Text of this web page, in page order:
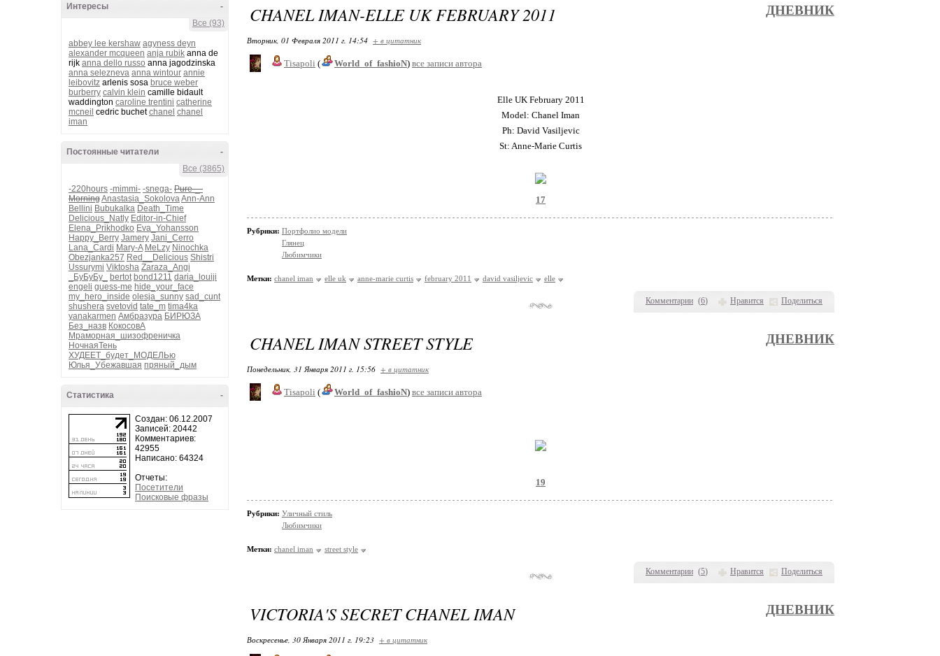
-
Интересы
Все (93)
abbey lee kershaw agyness deyn
alexander mcqueen anja rubik anna de
rijk anna dello russo anna jagodzinska
anna selezneva anna wintour annie
leibovitz arlenis sosa bruce weber
burberry calvin klein camille bidault
waddington caroline trentini catherine
mcneil cedric buchetchanel chanel
iman
-
Постоянные читатели
Все (3865)
-220hours -mimmi- -snega- Pure-_-
MorningAnastasia_SokolovaAnn-Ann
Bellini Bubukalka Death_Time
Delicious_Natly Editor-in-Chief
Elena_Prikhodko Eva_Yohansson
Happy_Berry Jamery Jani_Cerro
Lana_Cardi Mary-A MeLzy Ninochka
Obezjanka257 Red__Delicious Shistri
Ussurymi Viktosha Zaraza_Angi
_БуБуБу_
bertot bond1211 daria_louiji
engeli guess-me hide_your_face
my_hero_inside olesja_sunny sad_cunt
shushera svetovid tate_m tima4ka
yanakarmen Амбразура БИРЮЗА
Без_назв КокосовА
Мраморная_шизофреничка
НочнаяТень
ХУДЕЕТ_будет_МОДЕЛЬю
Юлья_Убежавшая пряный_дым
-
Статистика
Создан: 06.12.2007
Записей: 20442
Комментариев:
42955
Написано: 64324
Отчеты:
Посетители
Поисковые фразы
Комментарии (6) Нравится Поделиться
CHANEL IMAN-ELLE UK FEBRUARY 2011 ДНЕВНИК
Вторник, 01 Февраля 2011 г. 14:54 + в цитатник
Tisapoli ( World_of_fashioN) все записи автора
Elle UK February 2011
Model: Chanel Iman
Ph: David Vasiljevic
St: Anne-Marie Curtis
17
Рубрики: Портфолио модели
Глянец
Любимчики
Метки: chanel iman elle uk anne-marie curtis february 2011 david vasiljevic elle
Комментарии (5) Нравится Поделиться
CHANEL IMAN STREET STYLE ДНЕВНИК
Понедельник, 31 Января 2011 г. 15:56 + в цитатник
Tisapoli ( World_of_fashioN) все записи автора
19
Рубрики: Уличный стиль
Любимчики
Метки: chanel iman street style
VICTORIA'S SECRET CHANEL IMAN ДНЕВНИК
Воскресенье, 30 Января 2011 г. 19:23 + в цитатник